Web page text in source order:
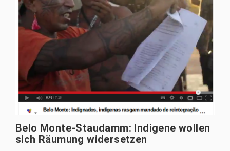
Belo Monte-Staudamm: Indigene wollen
sich Räumung widersetzen